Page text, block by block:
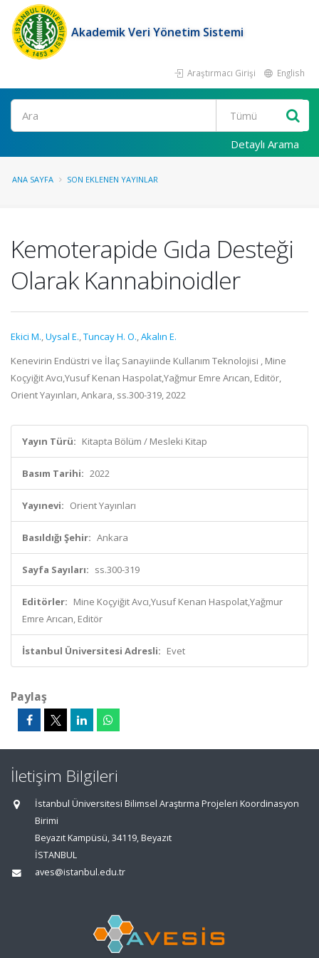
Akademik Veri Yönetim Sistemi
Araştırmacı Girişi English
Ara
Detaylı Arama
ANA SAYFA SON EKLENEN YAYINLAR
Kemoterapide Gıda Desteği
Olarak Kannabinoidler
Ekici M.,Uysal E.,Tuncay H. O.,Akalın E.
Kenevirin Endüstri ve İlaç Sanayiinde Kullanım Teknolojisi , Mine
Koçyiğit Avcı,Yusuf Kenan Haspolat,Yağmur Emre Arıcan, Editör,
Orient Yayınları, Ankara, ss.300-319, 2022
Yayın Türü: Kitapta Bölüm / Mesleki Kitap
Basım Tarihi: 2022
Yayınevi: Orient Yayınları
Basıldığı Şehir: Ankara
Sayfa Sayıları: ss.300-319
Editörler: Mine Koçyiğit Avcı,Yusuf Kenan Haspolat,Yağmur
Emre Arıcan, Editör
İstanbul Üniversitesi Adresli: Evet
Paylaş
İletişim Bilgileri
İstanbul Üniversitesi Bilimsel Araştırma Projeleri Koordinasyon
Birimi
Beyazıt Kampüsü, 34119, Beyazıt
İSTANBUL
aves@istanbul.edu.tr